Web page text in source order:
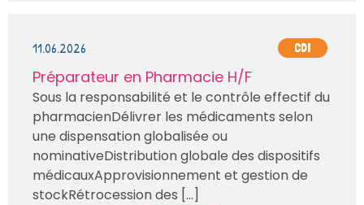
11.06.2026 CDI
Préparateur en Pharmacie H/F
Sous la responsabilité et le contrôle effectif du
pharmacienDélivrer les médicaments selon
une dispensation globalisée ou
nominativeDistribution globale des dispositifs
médicauxApprovisionnement et gestion de
stockRétrocession des [...]